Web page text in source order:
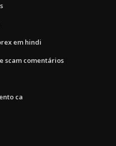
em hindi
scam comentários
ca